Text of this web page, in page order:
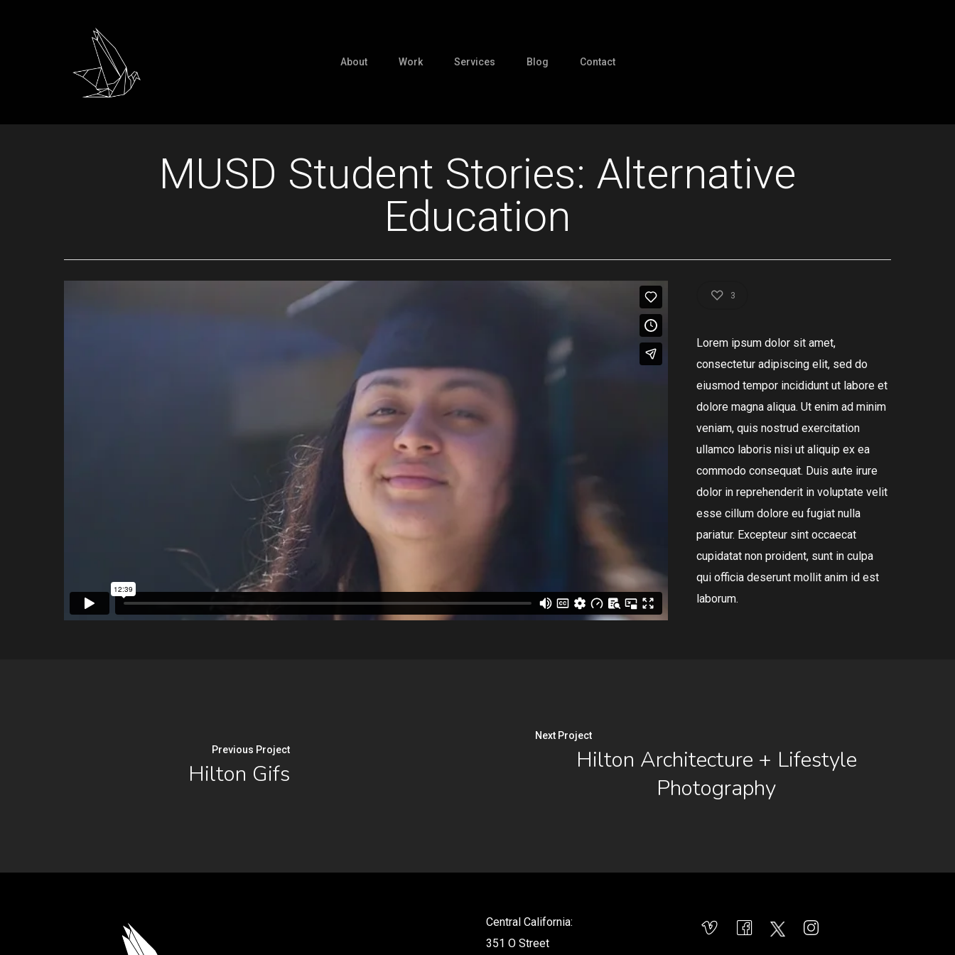
About Work Services Blog Contact
MUSD Student Stories: Alternative
Education
3
Lorem ipsum dolor sit amet,
consectetur adipiscing elit, sed do
eiusmod tempor incididunt ut labore et
dolore magna aliqua. Ut enim ad minim
veniam, quis nostrud exercitation
ullamco laboris nisi ut aliquip ex ea
commodo consequat. Duis aute irure
dolor in reprehenderit in voluptate velit
esse cillum dolore eu fugiat nulla
pariatur. Excepteur sint occaecat
cupidatat non proident, sunt in culpa
qui officia deserunt mollit anim id est
laborum.
Previous Project
Hilton Gifs
Next Project
Hilton Architecture + Lifestyle
Photography
Central California:
351 O Street